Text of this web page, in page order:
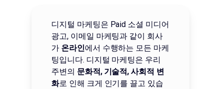
디지털 마케팅은 Paid 소셜 미디어
광고, 이메일 마케팅과 같이 회사
가 온라인에서 수행하는 모든 마케
팅입니다. 디지털 마케팅은 우리
주변의 문화적, 기술적, 사회적 변
화로 인해 크게 인기를 끌고 있습